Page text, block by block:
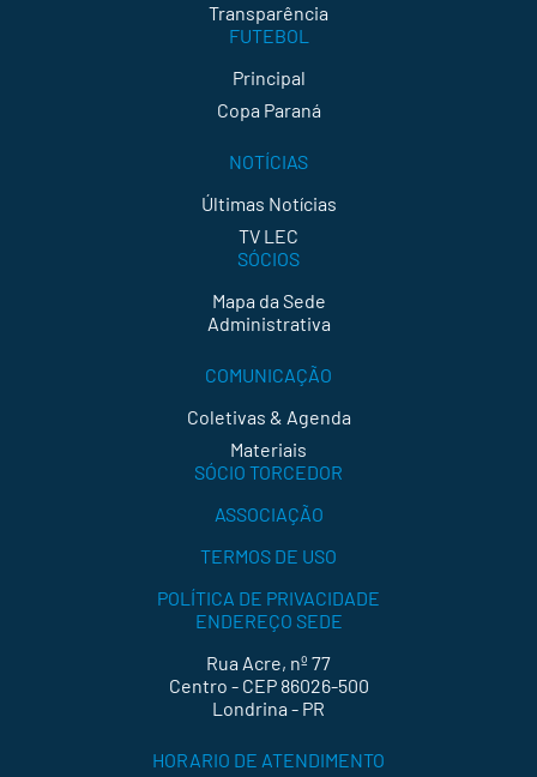
Transparência
FUTEBOL
Principal
Copa Paraná
NOTÍCIAS
Últimas Notícias
TV LEC
SÓCIOS
Mapa da Sede
Administrativa
COMUNICAÇÃO
Coletivas & Agenda
Materiais
SÓCIO TORCEDOR
ASSOCIAÇÃO
TERMOS DE USO
POLÍTICA DE PRIVACIDADE
ENDEREÇO SEDE
Rua Acre, nº 77
Centro - CEP 86026-500
Londrina - PR
HORARIO DE ATENDIMENTO